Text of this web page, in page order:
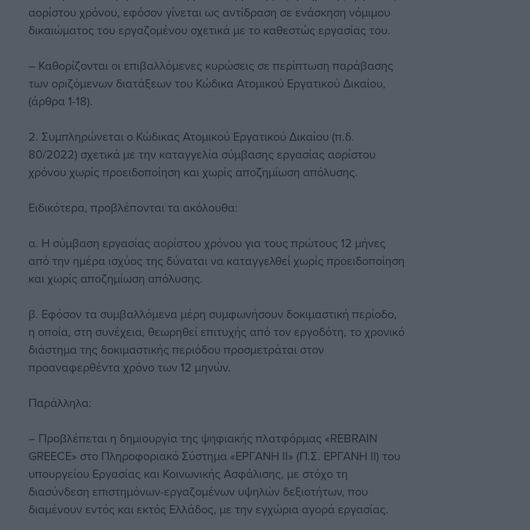
αορίστου χρόνου, εφόσον γίνεται ως αντίδραση σε ενάσκηση νόμιμου
δικαιώματος του εργαζομένου σχετικά με το καθεστώς εργασίας του.
– Καθορίζονται οι επιβαλλόμενες κυρώσεις σε περίπτωση παράβασης
των οριζόμενων διατάξεων του Κώδικα Ατομικού Εργατικού Δικαίου,
(άρθρα 1-18).
2. Συμπληρώνεται ο Κώδικας Ατομικού Εργατικού Δικαίου (π.δ.
80/2022) σχετικά με την καταγγελία σύμβασης εργασίας αορίστου
χρόνου χωρίς προειδοποίηση και χωρίς αποζημίωση απόλυσης.
Ειδικότερα, προβλέπονται τα ακόλουθα:
α. Η σύμβαση εργασίας αορίστου χρόνου για τους πρώτους 12 μήνες
από την ημέρα ισχύος της δύναται να καταγγελθεί χωρίς προειδοποίηση
και χωρίς αποζημίωση απόλυσης.
β. Εφόσον τα συμβαλλόμενα μέρη συμφωνήσουν δοκιμαστική περίοδο,
η οποία, στη συνέχεια, θεωρηθεί επιτυχής από τον εργοδότη, το χρονικό
διάστημα της δοκιμαστικής περιόδου προσμετράται στον
προαναφερθέντα χρόνο των 12 μηνών.
Παράλληλα:
– Προβλέπεται η δημιουργία της ψηφιακής πλατφόρμας «REBRAIN
GREECE» στο Πληροφοριακό Σύστημα «ΕΡΓΑΝΗ II» (Π.Σ. ΕΡΓΑΝΗ II) του
υπουργείου Εργασίας και Κοινωνικής Ασφάλισης, με στόχο τη
διασύνδεση επιστημόνων-εργαζομένων υψηλών δεξιοτήτων, που
διαμένουν εντός και εκτός Ελλάδος, με την εγχώρια αγορά εργασίας.